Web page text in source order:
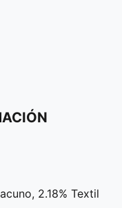
2.18% Textil